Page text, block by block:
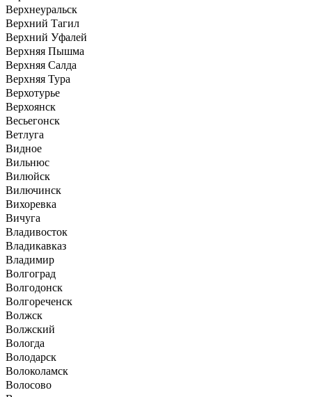
Верхнеуральск
Верхний Тагил
Верхний Уфалей
Верхняя Пышма
Верхняя Салда
Верхняя Тура
Верхотурье
Верхоянск
Весьегонск
Ветлуга
Видное
Вильнюс
Вилюйск
Вилючинск
Вихоревка
Вичуга
Владивосток
Владикавказ
Владимир
Волгоград
Волгодонск
Волгореченск
Волжск
Волжский
Вологда
Володарск
Волоколамск
Волосово